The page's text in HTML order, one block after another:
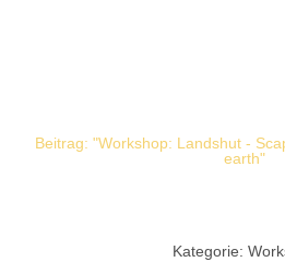
Beitrag: "Workshop: Landshut -
earth"
Kategorie: